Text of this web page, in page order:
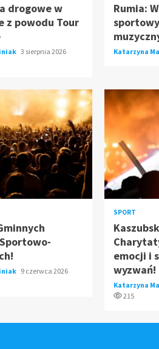
drogowe w
z powodu Tour
3 sierpnia 2026
Rumia:
Katarzyna
9 czerwca 2026
SPORT
emocji i
wyzwań!
Katarzyna
215